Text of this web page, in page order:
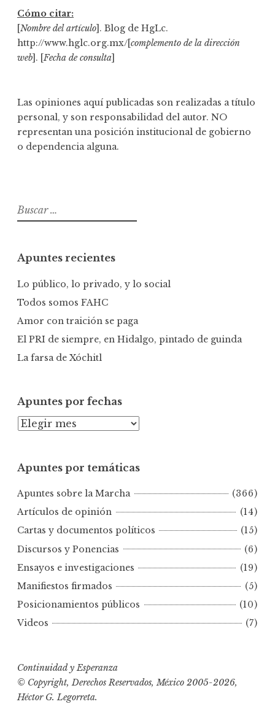
Cómo citar:
[Nombre del artículo]. Blog de HgLc.
http://www.hglc.org.mx/[complemento de la dirección
web]. [Fecha de consulta]
Las opiniones aquí publicadas son realizadas a título
personal, y son responsabilidad del autor. NO
representan una posición institucional de gobierno
o dependencia alguna.
B
u
r
Apuntes recientes
Lo público, lo privado, y lo social
Todos somos FAHC
Amor con traición se paga
El PRI de siempre, en Hidalgo, pintado de guinda
La farsa de Xóchitl
Apuntes por fechas
A
n
e
s
p
r
f
e
c
a
Apuntes por temáticas
Apuntes sobre la Marcha
(366)
Artículos de opinión
(14)
Cartas y documentos políticos
(15)
Discursos y Ponencias
(6)
Ensayos e investigaciones
(19)
Manifiestos firmados
(5)
Posicionamientos públicos
(10)
Videos
(7)
Continuidad y Esperanza
© Copyright, Derechos Reservados, México 2005-2026,
Héctor G. Legorreta.